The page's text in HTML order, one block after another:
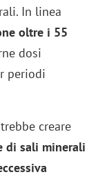
In linea
oltre i 55
dosi
periodi
creare
di sali minerali